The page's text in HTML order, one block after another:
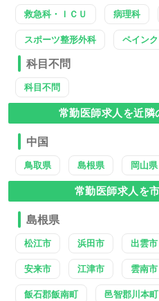
救急科・ＩＣＵ 病理科
スポーツ整形外科 ペイン
科目不問
科目不問
常勤医師求人を近
中国
鳥取県 島根県 岡山県
常勤医師求人を
島根県
松江市 浜田市 出雲市
安来市 江津市 雲南市
飯石郡飯南町 邑智郡川本町